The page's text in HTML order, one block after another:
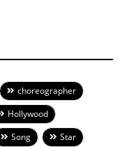
choreographer
Hollywood
Song
Star